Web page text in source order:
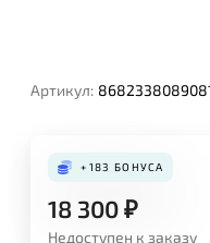
Артикул:
+183 БОНУСА
18 300₽
Недоступен к заказу